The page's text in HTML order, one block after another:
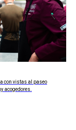
con vistas al paseo
acogedores.